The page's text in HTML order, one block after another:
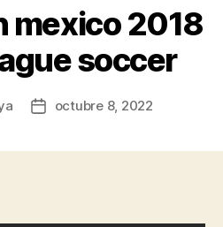
mexico 2018
soccer
Fechaoctubre 8, 2022